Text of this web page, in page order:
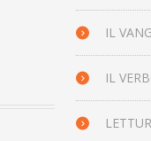
IL
IL